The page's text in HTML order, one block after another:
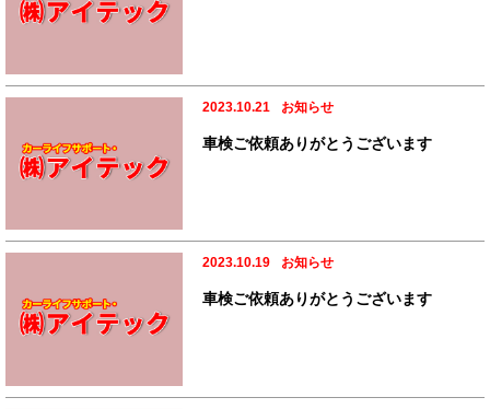
2023.10.21 お知らせ
車検ご依頼ありがとうございます
2023.10.19 お知らせ
車検ご依頼ありがとうございます